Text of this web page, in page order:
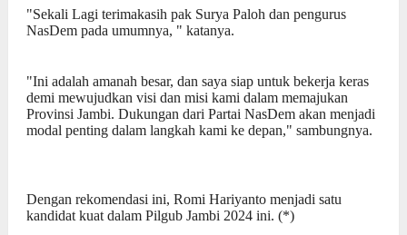
"Sekali Lagi terimakasih pak Surya Paloh dan pengurus
NasDem pada umumnya, " katanya.
"Ini adalah amanah besar, dan saya siap untuk bekerja keras
demi mewujudkan visi dan misi kami dalam memajukan
Provinsi Jambi. Dukungan dari Partai NasDem akan menjadi
modal penting dalam langkah kami ke depan," sambungnya.
Dengan rekomendasi ini, Romi Hariyanto menjadi satu
kandidat kuat dalam Pilgub Jambi 2024 ini. (*)